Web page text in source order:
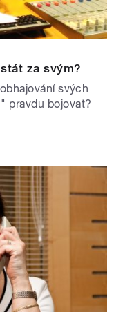
za svým?
svých
pravdu bojovat?